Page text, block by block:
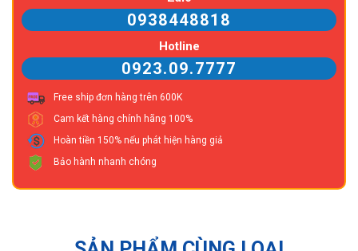
0938448818
Hotline
0923.09.7777
Free ship đơn hàng trên 600K
Cam kết hàng chính hãng 100%
Hoàn tiền 150% nếu phát hiện hàng giả
Bảo hành nhanh chóng